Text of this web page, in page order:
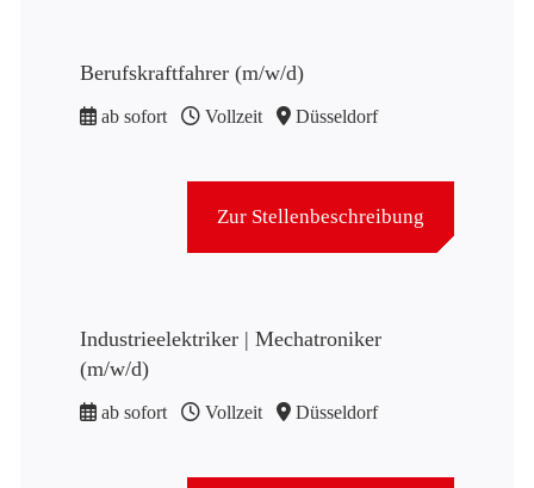
Berufskraftfahrer (m/w/d)
ab sofort Vollzeit Düsseldorf
Zur Stellenbeschreibung
Industrieelektriker | Mechatroniker
(m/w/d)
ab sofort Vollzeit Düsseldorf